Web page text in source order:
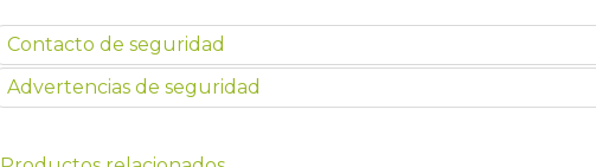
Contacto de seguridad
Advertencias de seguridad